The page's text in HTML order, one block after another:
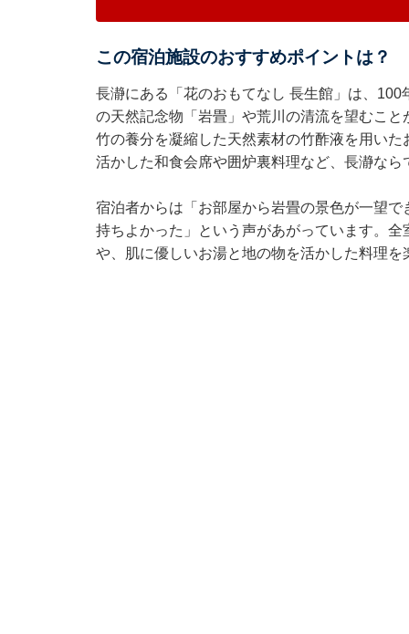
この宿泊施設のおすすめポイントは？
長瀞にある「花のおもてなし 長生館」は、
の天然記念物「岩畳」や荒川の清流を望むこ
竹の養分を凝縮した天然素材の竹酢液を用い
活かした和食会席や囲炉裏料理など、長瀞な
宿泊者からは「お部屋から岩畳の景色が一望
持ちよかった」という声があがっています。
や、肌に優しいお湯と地の物を活かした料理